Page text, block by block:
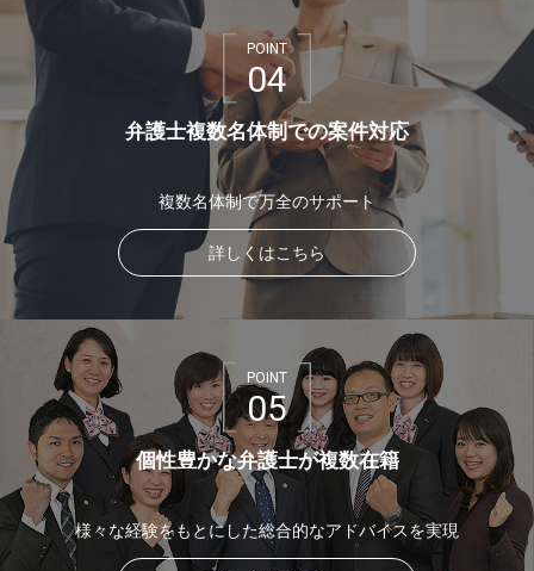
POINT
04
弁護士複数名体制での案件対応
複数名体制で万全のサポート
詳しくはこちら
POINT
05
個性豊かな弁護士が複数在籍
様々な経験をもとにした総合的なアドバイスを実現